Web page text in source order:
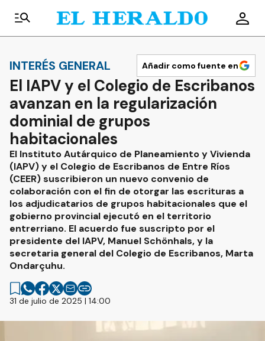
INTERÉS GENERAL Añadir como fuente en
El IAPV y el Colegio de Escribanos
avanzan en la regularización
dominial de grupos
habitacionales
El Instituto Autárquico de Planeamiento y Vivienda
(IAPV) y el Colegio de Escribanos de Entre Ríos
(CEER) suscribieron un nuevo convenio de
colaboración con el fin de otorgar las escrituras a
los adjudicatarios de grupos habitacionales que el
gobierno provincial ejecutó en el territorio
entrerriano. El acuerdo fue suscripto por el
presidente del IAPV, Manuel Schönhals, y la
secretaria general del Colegio de Escribanos, Marta
Ondarçuhu.
31 de julio de 2025 | 14:00